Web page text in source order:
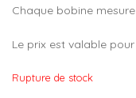
Chaque bobine
Le prix est valable
Rupture de stock